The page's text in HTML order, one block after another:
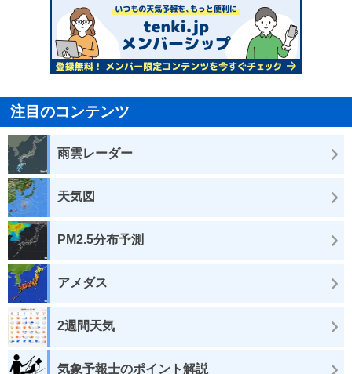
注目のコンテンツ
雨雲レーダー
天気図
PM2.5分布予測
アメダス
2週間天気
気象予報士のポイント解説